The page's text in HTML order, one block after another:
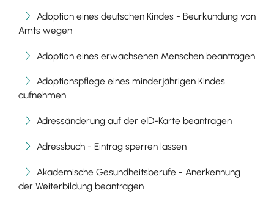
Adoption eines deutschen Kindes - Beurkundung von
Amts wegen
Adoption eines erwachsenen Menschen beantragen
Adoptionspflege eines minderjährigen Kindes
aufnehmen
Adressänderung auf der eID-Karte beantragen
Adressbuch - Eintrag sperren lassen
Akademische Gesundheitsberufe - Anerkennung
der Weiterbildung beantragen